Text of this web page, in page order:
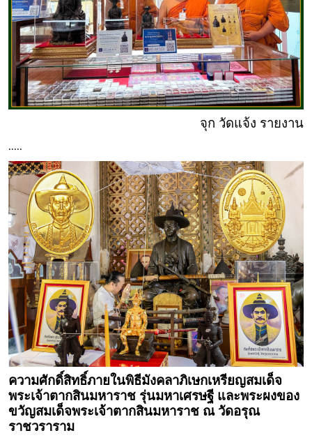
จุก วัดแจ้ง รายงาน
.....
ความศักดิ์สิทธิ์ภายในพิธีมังคลาภิเษกเหรียญสมเด็จ
พระเจ้าตากสินมหาราช รุ่นมหาเศรษฐี และพระผงของ
ขวัญสมเด็จพระเจ้าตากสินมหาราช ณ วัดอรุณ
ราชวราราม